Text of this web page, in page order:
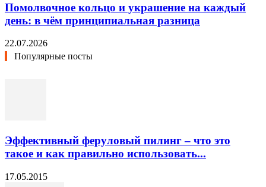
Помолвочное кольцо и украшение на каждый
день: в чём принципиальная разница
22.07.2026
Популярные посты
Эффективный феруловый пилинг – что это
такое и как правильно использовать...
17.05.2015